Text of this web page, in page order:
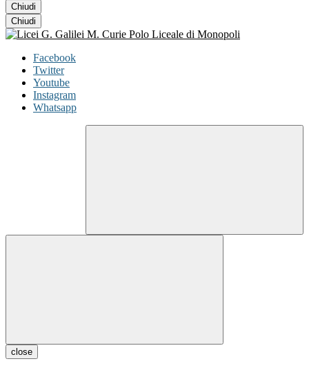
Chiudi
Chiudi
Facebook
Twitter
Youtube
Instagram
Whatsapp
close